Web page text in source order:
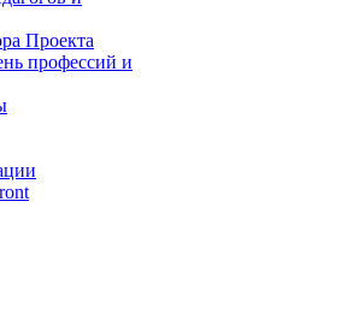
Проекта
профессий и